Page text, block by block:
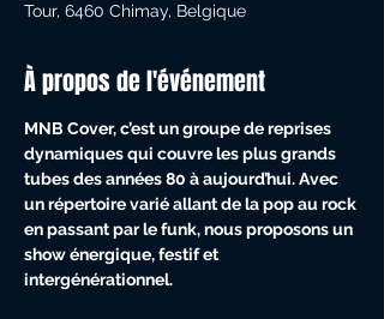
Tour, 6460 Chimay, Belgique
À propos de l'événement
MNB Cover, c’est un groupe de reprises
dynamiques qui couvre les plus grands
tubes des années 80 à aujourd’hui. Avec
un répertoire varié allant de la pop au rock
en passant par le funk, nous proposons un
show énergique, festif et
intergénérationnel.